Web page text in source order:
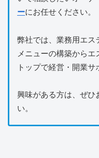
ーにお任せください。
弊社では、業務用エ
メニューの構築から
トップで経営・開業サ
興味がある方は、ぜひ
い。